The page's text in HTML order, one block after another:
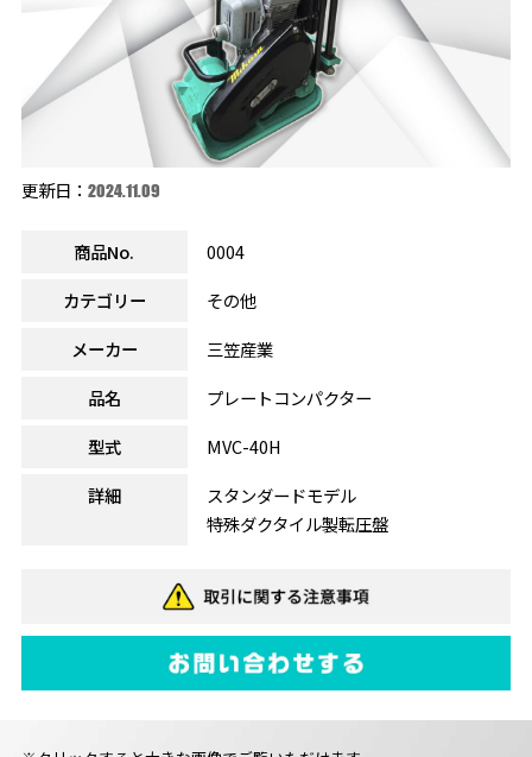
更新日： 2024.11.09
商品No.
0004
カテゴリー
その他
メーカー
三笠産業
品名
プレートコンパクター
型式
MVC-40H
詳細
スタンダードモデル
特殊ダクタイル製転圧盤